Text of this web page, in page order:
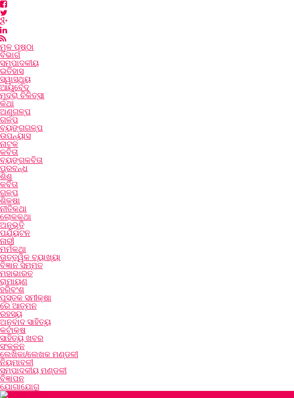
ମୂଳ ପୃଷ୍ଠା
ବିଭାଗ
ସମ୍ପାଦକୀୟ
ଇତିହାସ
ସ୍ୱାସ୍ଥ୍ୟ
ଆୟୁର୍ବେଦ
ମୁଦ୍ରା ଚିକିତ୍ସା
କଥା
ଅଣୁଗଳ୍ପ
ଗଳ୍ପ
ବ୍ୟଙ୍ଗଗଳ୍ପ
ଉପନ୍ୟାସ
ନାଟକ
କବିତା
ବ୍ୟଙ୍ଗକବିତା
ପ୍ରବନ୍ଧ
ଶିଶୁ
କବିତା
ଗଳ୍ପ
ଶିକ୍ଷା
ନୀତିକଥା
ଲୋକକଥା
ଅନୁଭୂତି
ପର୍ଯ୍ୟଟନ
ନାରୀ
ମର୍ମକଥା
ତାତ୍ତ୍ୱିକ ବ୍ୟାଖ୍ୟା
ବିଜ୍ଞାନ ସମ୍ମତ
ମହାଭାରତ
ରାମାୟଣ
ହରିବଂଶ
ପୁସ୍ତକ ସମୀକ୍ଷା
ରେ ଆତ୍ମନ
ରହସ୍ୟ
ଅନୁବାଦ ସାହିତ୍ୟ
କଟାକ୍ଷ
ସାହିତ୍ୟ ଖବର
ସଂକଳନ
ଲେଖିକା/ଲେଖକ ମଣ୍ଡଳୀ
ନିୟମାବଳୀ
ସମ୍ପାଦକୀୟ ମଣ୍ଡଳୀ
ବିଜ୍ଞାପନ
ଯୋଗାଯୋଗ